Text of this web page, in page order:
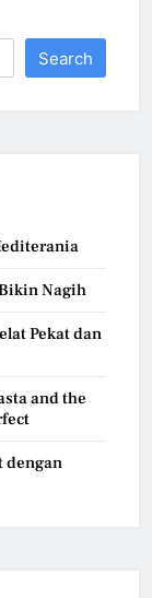
Search
Nagih
Pekat dan
and the
dengan